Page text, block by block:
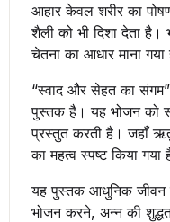
आहार केवल शरीर का
शैली को भी दिशा देता है।
चेतना का आधार माना गया
“स्वाद और सेहत का
पुस्तक है। यह भोजन को
प्रस्तुत करती है। जहाँ
का महत्व स्पष्ट किया गया
यह पुस्तक आधुनिक जीवन
भोजन करने, अन्न की